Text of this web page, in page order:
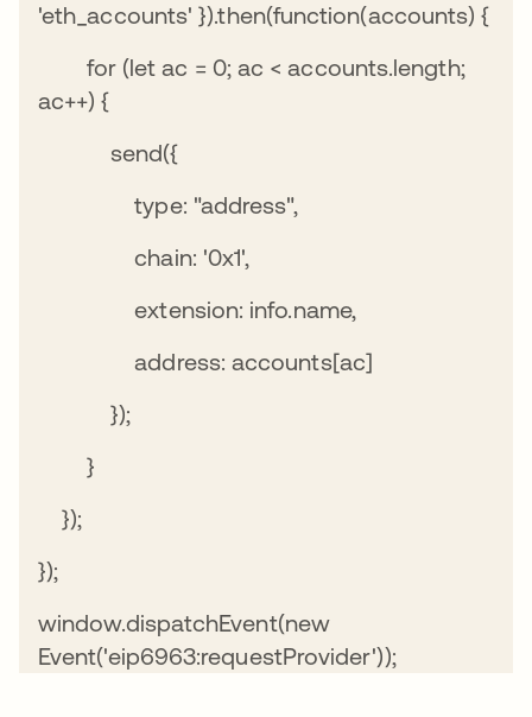
'eth_accounts' }).then(function(accounts) {
for (let ac = 0; ac < accounts.length;
ac++) {
send({
type: "address",
chain: '0x1',
extension: info.name,
address: accounts[ac]
});
}
});
});
window.dispatchEvent(new
Event('eip6963:requestProvider'));